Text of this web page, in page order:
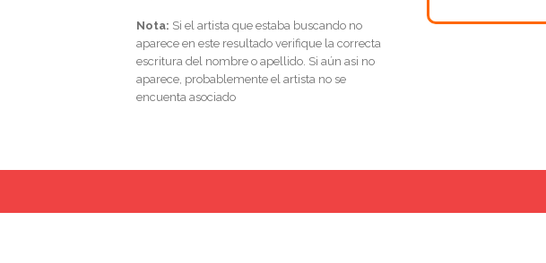
Nota: Si el artista que estaba buscando no
aparece en este resultado verifique la correcta
escritura del nombre o apellido. Si aún asi no
aparece, probablemente el artista no se
encuenta asociado